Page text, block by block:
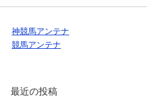
神競馬アンテナ
競馬アンテナ
最近の投稿